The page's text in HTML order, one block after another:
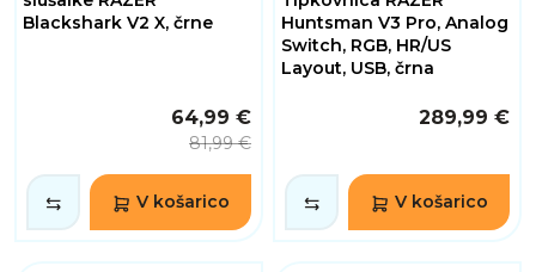
Blackshark V2 X, črne
64,99 €
81,99 €
V košarico
Huntsman V3 Pro, Analog
Switch, RGB, HR/US
Layout, USB, črna
289,99 €
V košarico